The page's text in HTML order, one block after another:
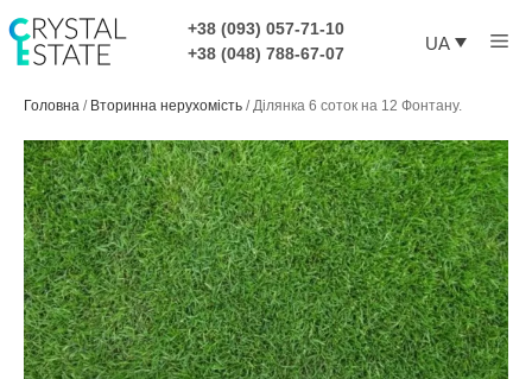
до
контенту
+38 (093) 057-71-10
+38 (048) 788-67-07
UA
Головна / Вторинна нерухомість /Ділянка 6 соток на 12 Фонтану.